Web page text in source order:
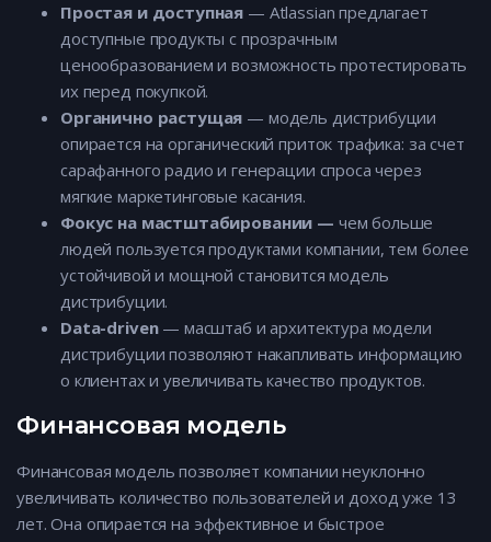
Простая и доступная — Atlassian предлагает
доступные продукты с прозрачным
ценообразованием и возможность протестировать
их перед покупкой.
Органично растущая — модель дистрибуции
опирается на органический приток трафика: за счет
сарафанного радио и генерации спроса через
мягкие маркетинговые касания.
Фокус на мастштабировании — чем больше
людей пользуется продуктами компании, тем более
устойчивой и мощной становится модель
дистрибуции.
Data-driven— масштаб и архитектура модели
дистрибуции позволяют накапливать информацию
о клиентах и увеличивать качество продуктов.
Финансовая модель
Финансовая модель позволяет компании неуклонно
увеличивать количество пользователей и доход уже 13
лет. Она опирается на эффективное и быстрое